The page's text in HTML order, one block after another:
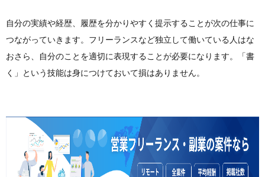
自分の実績や経歴、履歴を分かりやすく提示することが次の仕事に
つながっていきます。フリーランスなど独立して働いている人はな
おさら、自分のことを適切に表現することが必要になります。「書
く」という技能は身につけておいて損はありません。